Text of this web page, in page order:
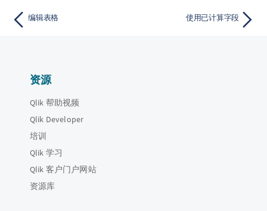
编辑表格 使用已计算字段
资源
Qlik 帮助视频
Qlik Developer
培训
Qlik 学习
Qlik 客户门户网站
资源库